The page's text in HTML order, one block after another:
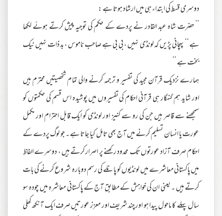
دوسری قسط کی ابتداء ہی میں ارشاد ہوتا ہے :
’’ حضرت شاہ عبد القادر نے پردے کے حکم کی توجیہ پیش کرتے ہوئے لکھا
ہے ‘‘ پہچانی پڑیں کہ لونڈی نہیں ، بی بی ہے صاحب ناموس ، بد ذات نہیں نیک
بخت ہے ‘‘
ہمارے نزدیک قرآن مجید کی تفسیر و ترجمہ کرنے والی تمام شخصیتیں محترم ہیں
اور شاید ہم گنہگار ہی قرآنی احکام کی تفسیروں میں پوشیدہ اس قسم کی حکمتوں کو
سمجھنے سے قاصر ہیں جن کی رو سے کنیز اور لونڈی کو ایک قابل احترام اور مکمل
عورت یا انسان تسلیم کرنے میں آج بھی تامل کیا جاتا ہے ۔ جو لوگ پردے کے
احکام صرف آزاد عورتوں تک محدود رکھنے پر اصرار کرتے ہیں ، دوسرے الفاظ
میں پاکستانی معاشرے میں لونڈیوں کو پانلے کی رسم دوبارہ شروع کرنے کی بات
کرتے ہیں ۔ یعنی ان کی خواہش کے مطابق آج کے پاکستانی معاشرہ میں چودہ سو
سال پہلے کا ماحول پیدا ہو اور چند شریف اور معزز عورتیں صرف ایک آنکھ کھلی